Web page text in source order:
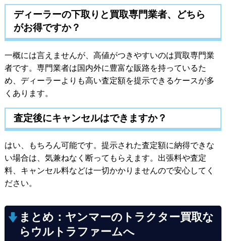
ディーラーの下取りと買取専門業者、どちら
がお得ですか？
一概には言えませんが、高値がつきやすいのは買取専門業
者です。専門業者は国内外に豊富な販路を持っているた
め、ディーラーよりも高い査定額を提示できるケースが多
くあります。
査定後にキャンセルはできますか？
はい、もちろん可能です。提示された査定額に納得できな
い場合は、気兼ねなく断ってもらえます。出張料や査定
料、キャンセル料などは一切かかりませんので安心してく
ださい。
まとめ：ヤンマーのトラクター買取な
らウルトラファームへ